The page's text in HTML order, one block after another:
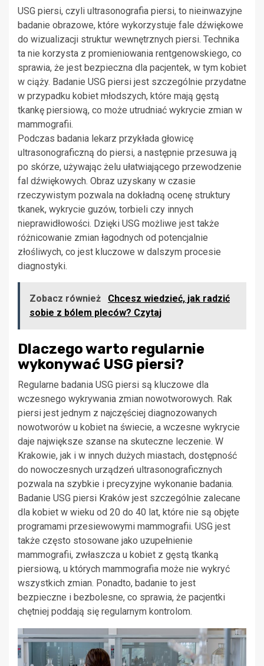
USG piersi, czyli ultrasonografia piersi, to nieinwazyjne
badanie obrazowe, które wykorzystuje fale dźwiękowe
do wizualizacji struktur wewnętrznych piersi. Technika
ta nie korzysta z promieniowania rentgenowskiego, co
sprawia, że jest bezpieczna dla pacjentek, w tym kobiet
w ciąży. Badanie USG piersi jest szczególnie przydatne
w przypadku kobiet młodszych, które mają gęstą
tkankę piersiową, co może utrudniać wykrycie zmian w
mammografii.
Podczas badania lekarz przykłada głowicę
ultrasonograficzną do piersi, a następnie przesuwa ją
po skórze, używając żelu ułatwiającego przewodzenie
fal dźwiękowych. Obraz uzyskany w czasie
rzeczywistym pozwala na dokładną ocenę struktury
tkanek, wykrycie guzów, torbieli czy innych
nieprawidłowości. Dzięki USG możliwe jest także
różnicowanie zmian łagodnych od potencjalnie
złośliwych, co jest kluczowe w dalszym procesie
diagnostyki.
Zobacz również
Chcesz wiedzieć, jak radzić
sobie z bólem pleców? Czytaj
Dlaczego warto regularnie
wykonywać USG piersi?
Regularne badania USG piersi są kluczowe dla
wczesnego wykrywania zmian nowotworowych. Rak
piersi jest jednym z najczęściej diagnozowanych
nowotworów u kobiet na świecie, a wczesne wykrycie
daje największe szanse na skuteczne leczenie. W
Krakowie, jak i w innych dużych miastach, dostępność
do nowoczesnych urządzeń ultrasonograficznych
pozwala na szybkie i precyzyjne wykonanie badania.
Badanie USG piersi Kraków jest szczególnie zalecane
dla kobiet w wieku od 20 do 40 lat, które nie są objęte
programami przesiewowymi mammografii. USG jest
także często stosowane jako uzupełnienie
mammografii, zwłaszcza u kobiet z gęstą tkanką
piersiową, u których mammografia może nie wykryć
wszystkich zmian. Ponadto, badanie to jest
bezpieczne i bezbolesne, co sprawia, że pacjentki
chętniej poddają się regularnym kontrolom.